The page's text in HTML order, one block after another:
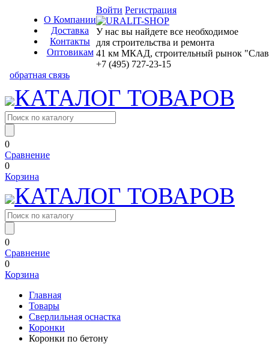
О Компании
Доставка
Контакты
Оптовикам
Войти Регистрация
У нас вы найдете все необходимое
для строительства и ремонта
41 км МКАД, строительный рынок
+7 (495) 727-23-15
обратная связь
КАТАЛОГ ТОВАРОВ
0
Сравнение
0
Корзина
КАТАЛОГ ТОВАРОВ
0
Сравнение
0
Корзина
Главная
Товары
Сверлильная оснастка
Коронки
Коронки по бетону